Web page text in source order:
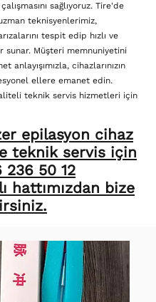
sağlıyoruz. Tire'de
teknisyenlerimiz,
tespit edip hızlı ve
sunar. Müşteri memnuniyetini
anlayışımızla, cihazlarınızın
ellere emanet edin.
teknik servis hizmetleri için
epilasyon cihaz
teknik servis için
236 50 12
hattımızdan bize